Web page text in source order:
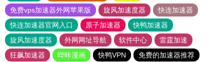
免费vps加速器外网苹果版
旋风加速度器
快连加速器
快连加速器官网入口
原子加速器
快鸭加速器
旋风加速度器
外网网址导航 软件中心
雷霆加速
狂飙加速器
哔咔漫画 快鸭VPN
免费的加速器推荐